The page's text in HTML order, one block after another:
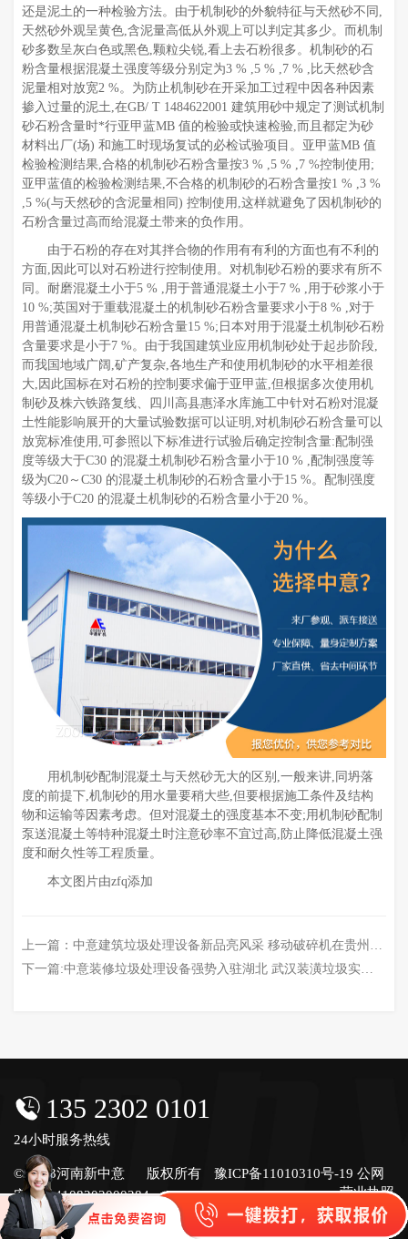
还是泥土的一种检验方法。由于机制砂的外貌特征与天然砂不同,
天然砂外观呈黄色,含泥量高低从外观上可以判定其多少。而机制
砂多数呈灰白色或黑色,颗粒尖锐,看上去石粉很多。机制砂的石
粉含量根据混凝土强度等级分别定为3 % ,5 % ,7 % ,比天然砂含
泥量相对放宽2 %。为防止机制砂在开采加工过程中因各种因素
掺入过量的泥土,在GB/ T 1484622001 建筑用砂中规定了测试机制
砂石粉含量时*行亚甲蓝MB 值的检验或快速检验,而且都定为砂
材料出厂(场) 和施工时现场复试的必检试验项目。亚甲蓝MB 值
检验检测结果,合格的机制砂石粉含量按3 % ,5 % ,7 %控制使用;
亚甲蓝值的检验检测结果,不合格的机制砂的石粉含量按1 % ,3 %
,5 %(与天然砂的含泥量相同) 控制使用,这样就避免了因机制砂的
石粉含量过高而给混凝土带来的负作用。
由于石粉的存在对其拌合物的作用有有利的方面也有不利的
方面,因此可以对石粉进行控制使用。对机制砂石粉的要求有所不
同。耐磨混凝土小于5 % ,用于普通混凝土小于7 % ,用于砂浆小于
10 %;英国对于重载混凝土的机制砂石粉含量要求小于8 % ,对于
用普通混凝土机制砂石粉含量15 %;日本对用于混凝土机制砂石粉
含量要求是小于7 %。由于我国建筑业应用机制砂处于起步阶段,
而我国地域广阔,矿产复杂,各地生产和使用机制砂的水平相差很
大,因此国标在对石粉的控制要求偏于亚甲蓝,但根据多次使用机
制砂及株六铁路复线、四川高县惠泽水库施工中针对石粉对混凝
土性能影响展开的大量试验数据可以证明,对机制砂石粉含量可以
放宽标准使用,可参照以下标准进行试验后确定控制含量:配制强
度等级大于C30 的混凝土机制砂石粉含量小于10 % ,配制强度等
级为C20～C30 的混凝土机制砂的石粉含量小于15 %。配制强度
等级小于C20 的混凝土机制砂的石粉含量小于20 %。
用机制砂配制混凝土与天然砂无大的区别,一般来讲,同坍落
度的前提下,机制砂的用水量要稍大些,但要根据施工条件及结构
物和运输等因素考虑。但对混凝土的强度基本不变;用机制砂配制
泵送混凝土等特种混凝土时注意砂率不宜过高,防止降低混凝土强
度和耐久性等工程质量。
本文图片由zfq添加
上一篇：中意建筑垃圾处理设备新品亮风采 移动破碎机在贵州投入使用
下一篇:中意装修垃圾处理设备强势入驻湖北 武汉装潢垃圾实现资源化利用
135 2302 0101
24小时服务热线
© 2023河南新中意 版权所有 豫ICP备11010310号-19 公网
安备号4108202000284
营业执照